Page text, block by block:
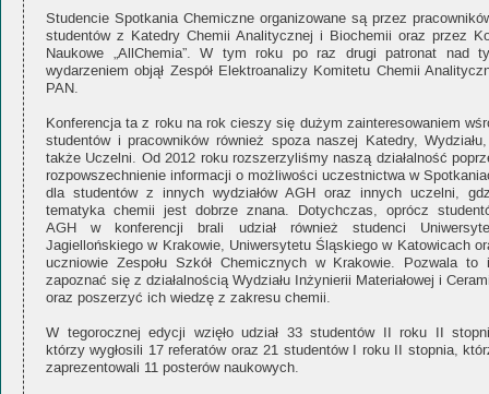
Studencie Spotkania Chemiczne organizowane są przez
studentów z Katedry Chemii Analitycznej i Biochemii oraz przez
Naukowe „AllChemia”. W tym roku po raz drugi patronat nad
wydarzeniem objął Zespół Elektroanalizy Komitetu Chemii
PAN.
Konferencja ta z roku na rok cieszy się dużym zainteresowaniem
studentów i pracowników również spoza naszej Katedry,
także Uczelni. Od 2012 roku rozszerzyliśmy naszą działalność
rozpowszechnienie informacji o możliwości uczestnictwa w
dla studentów z innych wydziałów AGH oraz innych uczelni,
tematyka chemii jest dobrze znana. Dotychczas, oprócz
AGH w konferencji brali udział również studenci
Jagiellońskiego w Krakowie, Uniwersytetu Śląskiego w Katowicach
uczniowie Zespołu Szkół Chemicznych w Krakowie. Pozwala to
zapoznać się z działalnością Wydziału Inżynierii Materiałowej i
oraz poszerzyć ich wiedzę z zakresu chemii.
W tegorocznej edycji wzięło udział 33 studentów II roku II
którzy wygłosili 17 referatów oraz 21 studentów I roku II stopnia,
zaprezentowali 11 posterów naukowych.